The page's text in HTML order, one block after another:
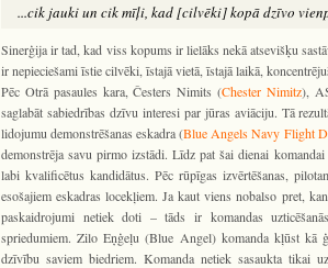
...cik jauki un cik mīļi, kad [cilvēki] kopā dzīvo
Sinerģija ir tad, kad viss kopums ir lielāks nekā atsevišķu
ir nepieciešami īstie cilvēki, īstajā vietā, īstajā laikā,
Pēc Otrā pasaules kara, Česters Nimits (Chester Nimitz),
saglabāt sabiedrības dzīvu interesi par jūras aviāciju. Tā
lidojumu demonstrēšanas eskadra (Blue Angels Navy Flight
demonstrēja savu pirmo izstādi. Līdz pat šai dienai
labi kvalificētus kandidātus. Pēc rūpīgas izvērtēšanas,
esošajiem eskadras locekļiem. Ja kaut viens nobalso pret,
paskaidrojumi netiek doti – tāds ir komandas
spriedumiem. Zilo Eņģeļu (Blue Angel) komanda kļūst kā
dzīvību saviem biedriem. Komanda netiek sasaukta tikai